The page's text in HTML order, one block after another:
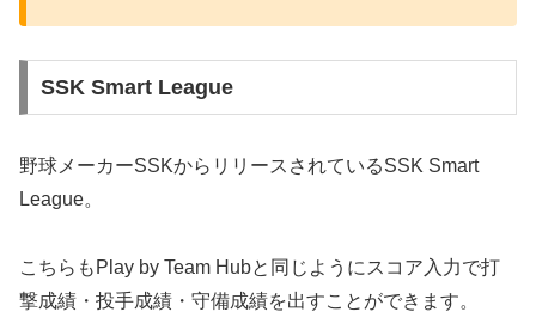
SSK Smart League
野球メーカーSSKからリリースされているSSK Smart
League。
こちらもPlay by Team Hubと同じようにスコア入力で打
撃成績・投手成績・守備成績を出すことができます。